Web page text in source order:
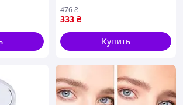
Luminous Finish 002
Neutral/Натуральная
(NP200)
333 ₴
476₴
Купить